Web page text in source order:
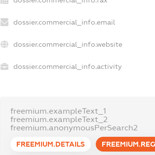
dossier.commercial_info.email
dossier.commercial_info.website
dossier.commercial_info.activity
freemium.exampleText_1
freemium.exampleText_2
freemium.anonymousPerSearch2
FREEMIUM.DETAILS